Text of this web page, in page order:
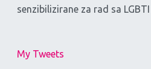
senzibilizirane za rad sa
My Tweets